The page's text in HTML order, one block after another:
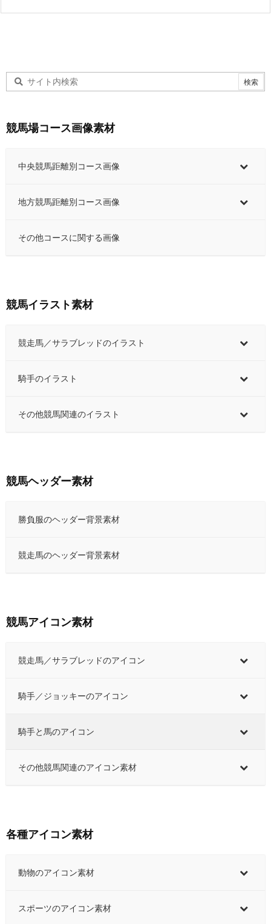
競馬場コース画像素材
中央競馬距離別コース画像
地方競馬距離別コース画像
その他コースに関する画像
競馬イラスト素材
競走馬／サラブレッドのイラスト
騎手のイラスト
その他競馬関連のイラスト
競馬ヘッダー素材
勝負服のヘッダー背景素材
競走馬のヘッダー背景素材
競馬アイコン素材
競走馬／サラブレッドのアイコン
騎手／ジョッキーのアイコン
騎手と馬のアイコン
その他競馬関連のアイコン素材
各種アイコン素材
動物のアイコン素材
スポーツのアイコン素材